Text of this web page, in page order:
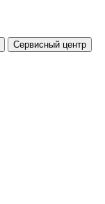
Сервисный центр